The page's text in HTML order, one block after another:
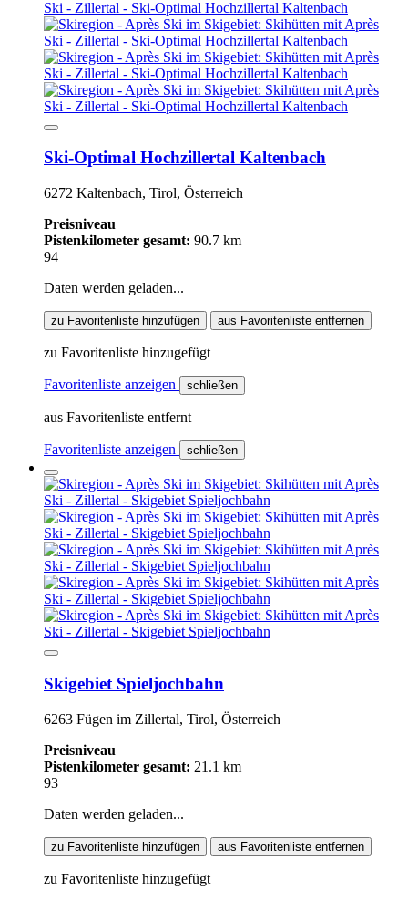
Ski-Optimal Hochzillertal Kaltenbach
6272 Kaltenbach, Tirol, Österreich
Preisniveau
Pistenkilometer gesamt: 90.7 km
94
Daten werden geladen...
zu Favoritenliste hinzufügen aus Favoritenliste entfernen
zu Favoritenliste hinzugefügt
Favoritenliste anzeigen schließen
aus Favoritenliste entfernt
Favoritenliste anzeigen schließen
Skigebiet Spieljochbahn
6263 Fügen im Zillertal, Tirol, Österreich
Preisniveau
Pistenkilometer gesamt: 21.1 km
93
Daten werden geladen...
zu Favoritenliste hinzufügen aus Favoritenliste entfernen
zu Favoritenliste hinzugefügt